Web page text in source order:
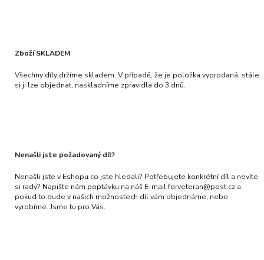
Zboží SKLADEM
Všechny díly držíme skladem. V případě, že je položka vyprodaná, stále
si ji lze objednat, naskladníme zpravidla do 3 dnů.
Nenašli jste požadovaný díl?
Nenašli jste v Eshopu co jste hledali? Potřebujete konkrétní díl a nevíte
si rady? Napište nám poptávku na náš E-mail forveteran@post.cz a
pokud to bude v našich možnostech díl vám objednáme, nebo
vyrobíme. Jsme tu pro Vás.